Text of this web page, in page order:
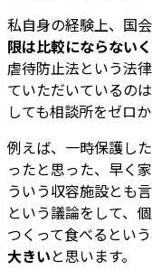
私自身の経験上、国
限は比較にならない
虐待防止法という法
ていただいているの
しても相談所をゼロ
例えば、一時保護し
ったと思った、早く
ういう収容施設とも
という議論をして、
つくって食べるとい
大きいと思います。